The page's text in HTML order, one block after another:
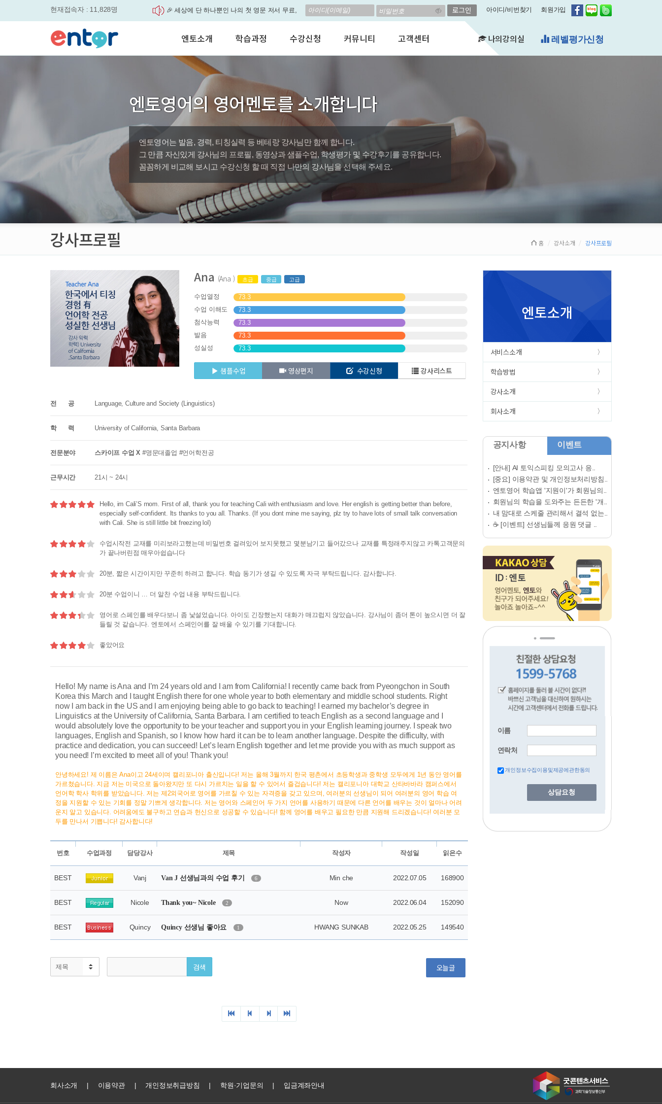
현재접속자 : 11,828명
'Story Me' 오픈이벤트
평생교육바우처, 알고 계신가요? 35만원인데,
원터치 스케줄관리로 결석 없는 수업을 진행하
영자신문이 개인 맞춤형 뉴스로 놀랍게 개편 되
엔토영어 학습앱 '지원이'가 회원님의 개인비서
로 다시 태어났습니다.
🎉 세상에 단 하나뿐인 나의 첫 영문 저서 무료,
아이디/비번찾기 회원가입
바로가기
서비스안내
학습방법
강사소개
회사소개
성인영어회화
비즈니스영어
인터뷰영어
수업교재안내
AI 수강신청
그룹수업신청
AI뉴스룸
퀘스트랭킹 🏆
원격지원서비스
쿠폰관리
엔토소개 학습과정 수강신청 커뮤니티 고객센터 나의강의실 무료체험수업
엔토영어의 영어멘토를 소개합니다
엔토영어는 발음, 경력, 티칭실력 등 베테랑 강사님만 함께 합니다.
그 만큼 자신있게 강사님의 프로필, 동영상과 샘플수업, 학생평가 및 수강후기를 공유합니다.
꼼꼼하게 비교해 보시고 수강신청 할 때 직접 나만의 강사님을 선택해 주세요.
강사프로필 홈 강사소개 강사프로필
Ana (Ana ) 초급 중급 고급
수업열정
73.3
수업 이해도
73.3
첨삭능력
73.3
발음
73.3
성실성
73.3
샘플수업 영상편지 수강신청 강사리스트
전 공 Language, Culture and Society (Linguistics)
학 력 University of California, Santa Barbara
전문분야 스카이프 수업 X #명문대졸업 #언어학전공
근무시간 21시 ~ 24시
Hello, im Cali’S mom. First of all, thank you for teaching Cali with enthusiasm and love. Her english is getting better than before,
especially self-confident. Its thanks to you all. Thanks. (If you dont mine me saying, plz try to have lots of small talk conversation
with Cali. She is still little bit freezing lol)
수업시작전 교재를 미리보라고했는데 비밀번호 걸려있어 보지못했고 몇분남기고 들어갔으나 교재를 특정래주지않고 카톡고객문의
가 끝나버린점 매우아쉽습니다
20분, 짧은 시간이지만 꾸준히 하려고 합니다. 학습 동기가 생길 수 있도록 자극 부탁드립니다. 감사합니다.
20분 수업이니 … 더 알찬 수업 내용 부탁드립니다.
영어로 스페인를 배우다보니 좀 낯설었습니다. 아이도 긴장했는지 대화가 매끄럽지 않았습니다. 강사님이 좀더 톤이 높으시면 더 잘
들릴 것 같습니다. 엔토에서 스페인어를 잘 배울 수 있기를 기대합니다.
좋았어요
Hello! My name is Ana and I’m 24 years old and I am from California! I recently came back from Pyeongchon in South
Korea this March and I taught English there for one whole year to both elementary and middle school students. Right
now I am back in the US and I am enjoying being able to go back to teaching! I earned my bachelor’s degree in
Linguistics at the University of California, Santa Barbara. I am certified to teach English as a second language and I
would absolutely love the opportunity to be your teacher and support you in your English learning journey. I speak two
languages, English and Spanish, so I know how hard it can be to learn another language. Despite the difficulty, with
practice and dedication, you can succeed! Let’s learn English together and let me provide you with as much support as
you need! I’m excited to meet all of you! Thank you!
안녕하세요! 제 이름은 Ana이고 24세이며 캘리포니아 출신입니다! 저는 올해 3월까지 한국 평촌에서 초등학생과 중학생 모두에게 1년 동안 영어를
가르쳤습니다. 지금 저는 미국으로 돌아왔지만 또 다시 가르치는 일을 할 수 있어서 즐겁습니다! 저는 캘리포니아 대학교 산타바바라 캠퍼스에서
언어학 학사 학위를 받았습니다. 저는 제2외국어로 영어를 가르칠 수 있는 자격증을 갖고 있으며, 여러분의 선생님이 되어 여러분의 영어 학습 여
정을 지원할 수 있는 기회를 정말 기쁘게 생각합니다. 저는 영어와 스페인어 두 가지 언어를 사용하기 때문에 다른 언어를 배우는 것이 얼마나 어려
운지 알고 있습니다. 어려움에도 불구하고 연습과 헌신으로 성공할 수 있습니다! 함께 영어를 배우고 필요한 만큼 지원해 드리겠습니다! 여러분 모
두를 만나서 기쁩니다! 감사합니다!
엔토소개
서비스소개
학습방법
강사소개
회사소개
공지사항 이벤트
[안내] AI 토익스피킹 모의고사 응..
[중요] 이용약관 및 개인정보처리방침..
엔토영어 학습앱 '지원이'가 회원님의..
회원님의 학습을 도와주는 든든한 '개..
내 맘대로 스케줄 관리해서 결석 없는..
☕ [이벤트] 선생님들께 응원 댓글 ..
이름
연락처
개인정보수집이용및제공에관한동의
상담요청
회사소개 | 이용약관 | 개인정보취급방침 | 학원·기업문의 | 입금계좌안내